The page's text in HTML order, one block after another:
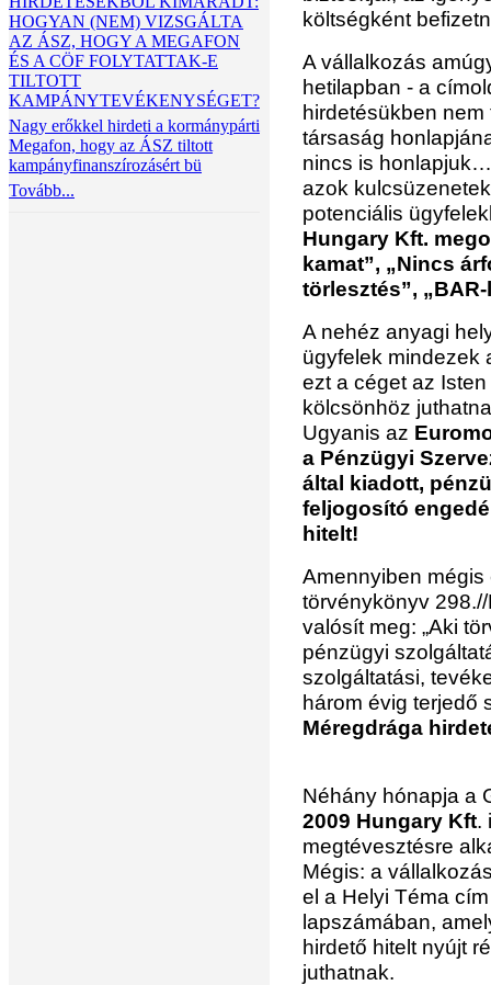
HOGYAN (NEM) VIZSGÁLTA
AZ ÁSZ, HOGY A MEGAFON
ÉS A CÖF FOLYTATTAK-E
TILTOTT
KAMPÁNYTEVÉKENYSÉGET?
Nagy erőkkel hirdeti a kormánypárti
Megafon, hogy az ÁSZ tiltott
kampányfinanszírozásért bü
Tovább...
költségként
A vállalkozás
hetilapban - a
hirdetésükben
társaság
nincs is
azok
potenciális
Hungary Kft.
kamat”, „Nincs
törlesztés”,
A nehéz anyagi
ügyfelek mindezek
ezt a céget az
kölcsönhöz
Ugyanis az
a Pénzügyi
által kiadott,
feljogosító
hitelt!
Amennyiben
törvénykönyv
valósít meg: „Aki
pénzügyi
szolgáltatási,
három évig terjedő
Méregdrága
Néhány hónapja a
2009 Hungary Kft.
megtévesztésre
Mégis: a
el a Helyi Téma
lapszámában,
hirdető hitelt nyújt
juthatnak.